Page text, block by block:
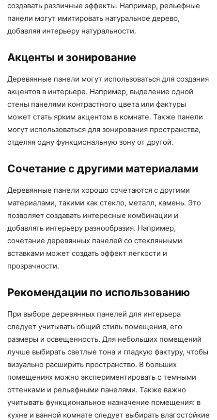
создавать различные эффекты. Например, рельефные
панели могут имитировать натуральное дерево,
добавляя интерьеру натуральности.
Акценты и зонирование
Деревянные панели могут использоваться для создания
акцентов в интерьере. Например, выделение одной
стены панелями контрастного цвета или фактуры
может стать ярким акцентом в комнате. Также панели
могут использоваться для зонирования пространства,
отделяя одну функциональную зону от другой.
Сочетание с другими материалами
Деревянные панели хорошо сочетаются с другими
материалами, такими как стекло, металл, камень. Это
позволяет создавать интересные комбинации и
добавлять интерьеру разнообразия. Например,
сочетание деревянных панелей со стеклянными
вставками может создать эффект легкости и
прозрачности.
Рекомендации по использованию
При выборе деревянных панелей для интерьера
следует учитывать общий стиль помещения, его
размеры и освещенность. Для небольших помещений
лучше выбирать светлые тона и гладкую фактуру, чтобы
визуально расширить пространство. В больших
помещениях можно экспериментировать с темными
оттенками и рельефными панелями. Также важно
учитывать функциональное назначение помещения: в
кухне и ванной комнате следует выбирать влагостойкие